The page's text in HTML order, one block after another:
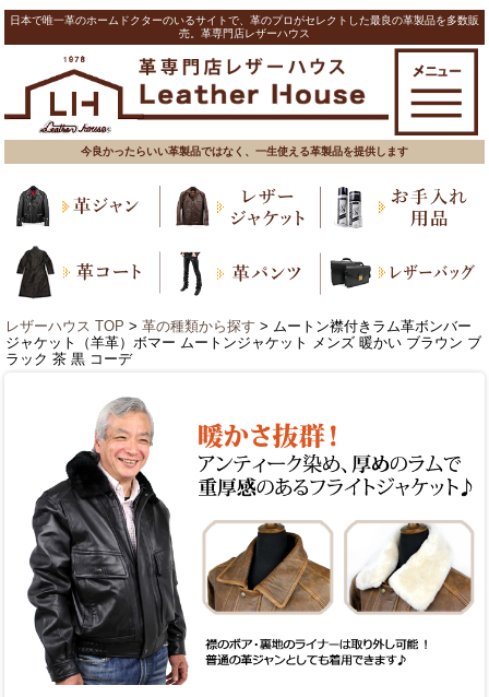
日本で唯一革のホームドクターのいるサイトで、革のプロがセレクトした最良の革製品を多数販
売。革専門店レザーハウス
今良かったらいい革製品ではなく、一生使える革製品を提供します
レザーハウス TOP > 革の種類から探す > ムートン襟付きラム革ボンバー
ジャケット（羊革）ボマー ムートンジャケット メンズ 暖かい ブラウン ブ
ラック 茶 黒 コーデ